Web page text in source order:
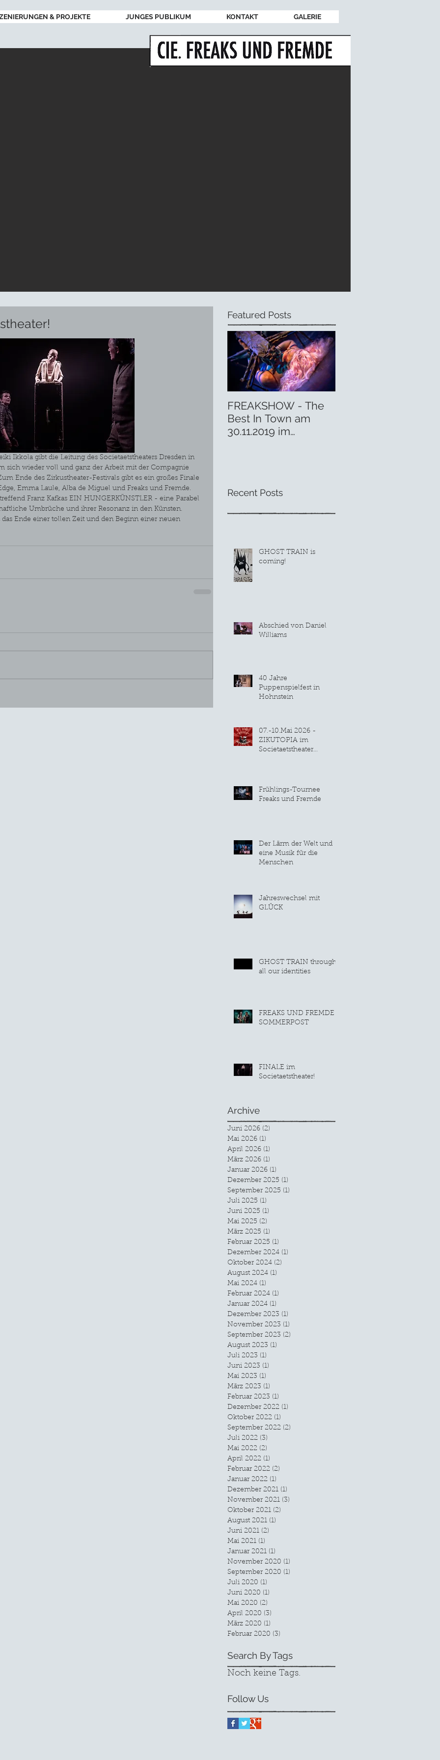
& PROJEKTE JUNGES PUBLIKUM KONTAKT GALERIE
Ikkola gibt die Leitung des Societaetstheaters Dresden in
sich wieder voll und ganz der Arbeit mit der Compagnie
Ende des Zirkustheater-Festivals gibt es ein großes Finale
Emma Laule, Alba de Miguel und Freaks und Fremde.
Franz Kafkas EIN HUNGERKÜNSTLER - eine Parabel
Umbrüche und ihrer Resonanz in den Künsten.
Ende einer tollen Zeit und den Beginn einer neuen
Featured Posts
FREAKSHOW - The
Best In Town am
30.11.2019 im
Recent Posts
GHOST TRAIN is
coming!
Abschied von Daniel
Williams
40 Jahre
Puppenspielfest in
Hohnstein
07.-10.Mai 2026 -
ZIKUTOPIA im
Societaetstheater
Frühlings-Tournee
Freaks und Fremde
Der Lärm der Welt und
eine Musik für die
Menschen
Jahreswechsel mit
GLÜCK
GHOST TRAIN through
all our identities
FREAKS UND FREMDE
SOMMERPOST
FINALE im
Societaetstheater!
Archive
Juni 2026 (2)
Mai 2026 (1)
April 2026 (1)
März 2026 (1)
Januar 2026 (1)
Dezember 2025 (1)
September 2025 (1)
Juli 2025 (1)
Juni 2025 (1)
Mai 2025 (2)
März 2025 (1)
Februar 2025 (1)
Dezember 2024 (1)
Oktober 2024 (2)
August 2024 (1)
Mai 2024 (1)
Februar 2024 (1)
Januar 2024 (1)
Dezember 2023 (1)
November 2023 (1)
September 2023 (2)
August 2023 (1)
Juli 2023 (1)
Juni 2023 (1)
Mai 2023 (1)
März 2023 (1)
Februar 2023 (1)
Dezember 2022 (1)
Oktober 2022 (1)
September 2022 (2)
Juli 2022 (3)
Mai 2022 (2)
April 2022 (1)
Februar 2022 (2)
Januar 2022 (1)
Dezember 2021 (1)
November 2021 (3)
Oktober 2021 (2)
August 2021 (1)
Juni 2021 (2)
Mai 2021 (1)
Januar 2021 (1)
November 2020 (1)
September 2020 (1)
Juli 2020 (1)
Juni 2020 (1)
Mai 2020 (2)
April 2020 (3)
März 2020 (1)
Februar 2020 (3)
Search By Tags
Noch keine Tags.
Follow Us